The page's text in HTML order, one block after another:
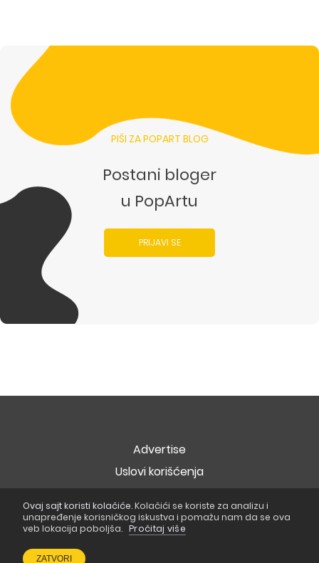
PIŠI ZA POPART BLOG
Postani bloger
u PopArtu
PRIJAVI SE
Advertise
Uslovi korišćenja
Politika privatnosti
Politika o kolačićima
Copyright © 2026
Ovaj sajt koristi kolačiće.Kolačići se koriste za analizu i
unapređenje korisničkog iskustva i pomažu nam da se ova
veb lokacija poboljša. Pročitaj više
ZATVORI